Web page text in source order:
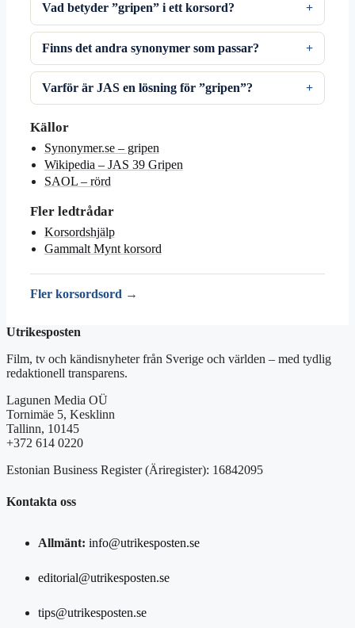
Vad betyder ”gripen” i ett korsord?
Finns det andra synonymer som passar?
Varför är JAS en lösning för ”gripen”?
Källor
Synonymer.se – gripen
Wikipedia – JAS 39 Gripen
SAOL – rörd
Fler ledtrådar
Korsordshjälp
Gammalt Mynt korsord
Fler korsordsord →
Utrikesposten
Film, tv och kändisnyheter från Sverige och världen – med tydlig
redaktionell transparens.
Lagunen Media OÜ
Tornimäe 5, Kesklinn
Tallinn, 10145
+372 614 0220
Estonian Business Register (Äriregister): 16842095
Kontakta oss
Allmänt: info@utrikesposten.se
editorial@utrikesposten.se
tips@utrikesposten.se